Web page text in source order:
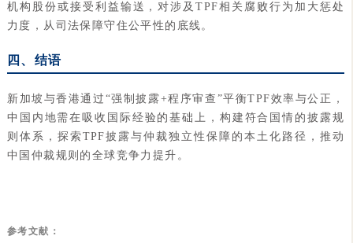
机构股份或接受利益输送，对涉及TPF相关腐败行为加大惩处
力度，从司法保障守住公平性的底线。
四、结语
新加坡与香港通过“强制披露+程序审查”平衡TPF效率与公正，
中国内地需在吸收国际经验的基础上，构建符合国情的披露规
则体系，探索TPF披露与仲裁独立性保障的本土化路径，推动
中国仲裁规则的全球竞争力提升。
参考文献：